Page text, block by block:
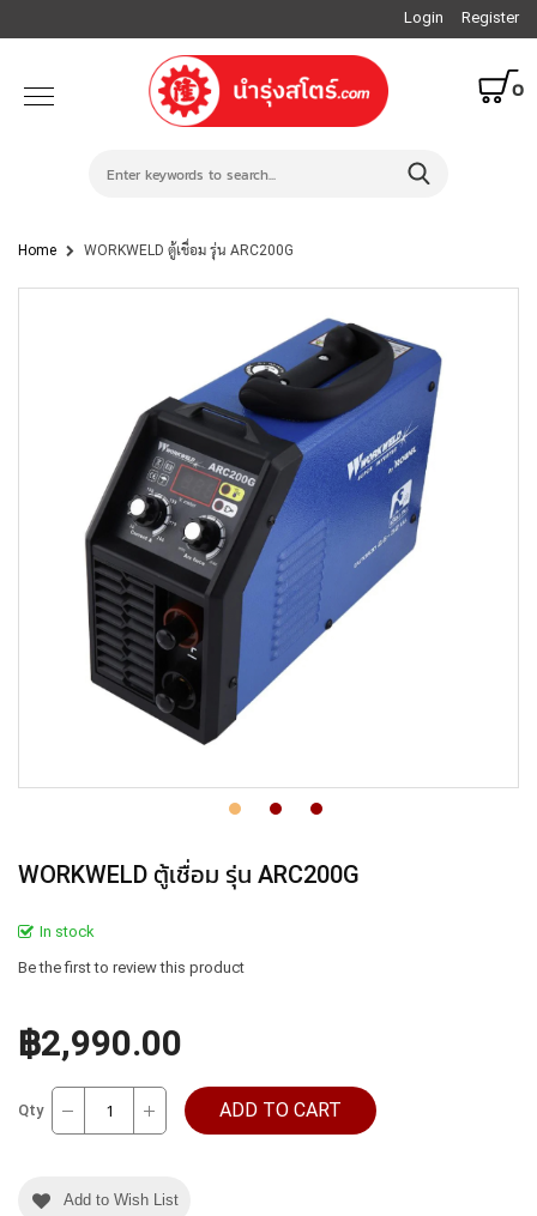
Login Register
0
Home WORKWELD ตู้เชื่อม รุ่น ARC200G
WORKWELD ตู้เชื่อม รุ่น ARC200G
In stock
Be the first to review this product
฿2,990.00
Qty ADD TO CART
Add to Wish List